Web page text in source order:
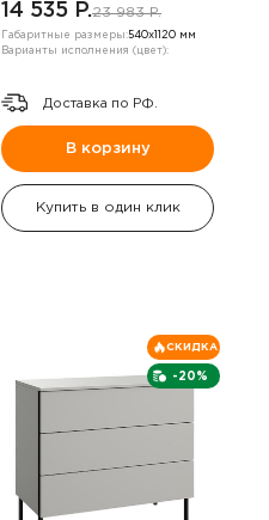
14 535 P.23 983 P.
Габаритные размеры:540х1120 мм
Варианты исполнения (цвет):
Доставка по РФ.
В корзину
Купить в один клик
-20%
СКИДКА